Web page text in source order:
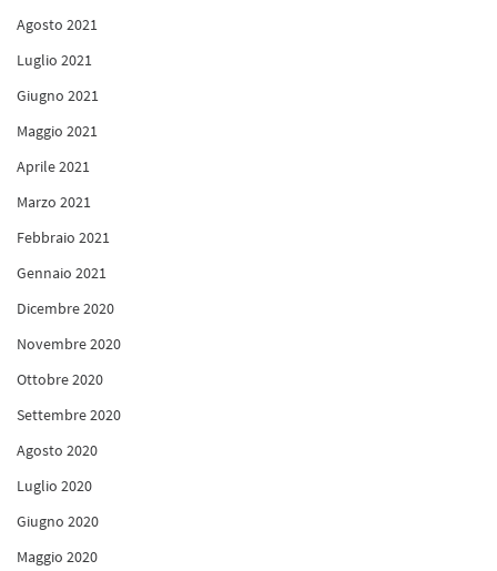
Agosto 2021
Luglio 2021
Giugno 2021
Maggio 2021
Aprile 2021
Marzo 2021
Febbraio 2021
Gennaio 2021
Dicembre 2020
Novembre 2020
Ottobre 2020
Settembre 2020
Agosto 2020
Luglio 2020
Giugno 2020
Maggio 2020